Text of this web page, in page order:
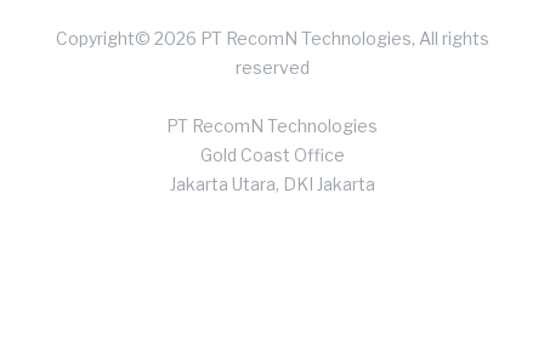
Copyright© 2026 PT RecomN Technologies, All rights
reserved
PT RecomN Technologies
Gold Coast Office
Jakarta Utara, DKI Jakarta